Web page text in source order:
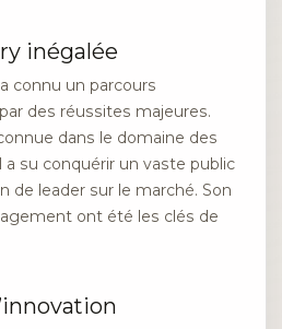
inégalée
connu un parcours
des réussites majeures.
dans le domaine des
su conquérir un vaste public
de leader sur le marché. Son
ont été les clés de